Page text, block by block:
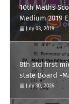
10th Maths
Medium 2019
July 03, 2019
8th std first
state Board -
July 30, 2026